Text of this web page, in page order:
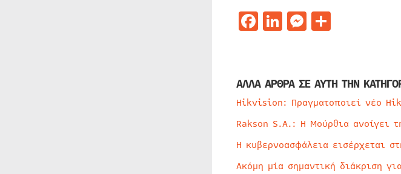
Facebook
LinkedIn
Messenger
ΑΛΛΑ ΑΡΘΡΑ ΣΕ ΑΥΤΗ ΤΗΝ
Hikvision: Πραγματοποιεί νέο
Rakson S.A.: Η Μούρθια ανοίγει
Η κυβερνοασφάλεια εισέρχεται
Ακόμη μία σημαντική διάκριση